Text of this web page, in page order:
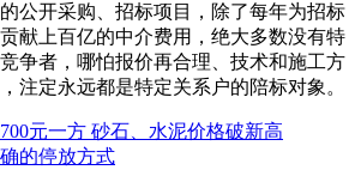
公开采购、招标项目，除了每年为招标
献上百亿的中介费用，绝大多数没有特
争者，哪怕报价再合理、技术和施工方
注定永远都是特定关系户的陪标对象。
元一方 砂石、水泥价格破新高
的停放方式